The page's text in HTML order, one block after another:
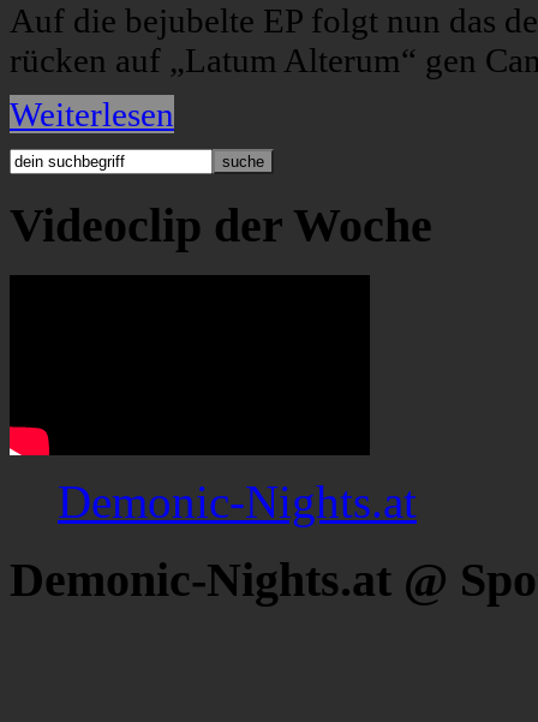
Auf die bejubelte EP folgt nun das
rücken auf „Latum Alterum“ gen
Weiterlesen
Videoclip der Woche
Demonic-Nights.at
Demonic-Nights.at @